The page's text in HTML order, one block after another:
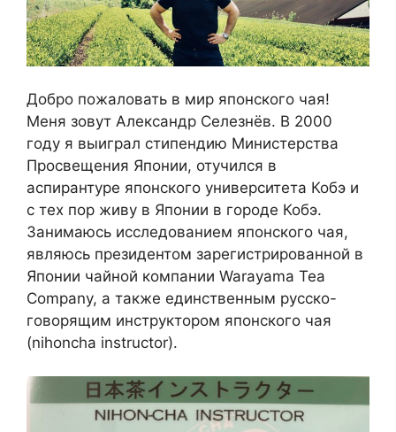
Добро пожаловать в мир японского чая!
Меня зовут Александр Селезнёв. В 2000
году я выиграл стипендию Министерства
Просвещения Японии, отучился в
аспирантуре японского университета Кобэ и
с тех пор живу в Японии в городе Кобэ.
Занимаюсь исследованием японского чая,
являюсь президентом зарегистрированной в
Японии чайной компании Warayama Tea
Company, а также единственным русско-
говорящим инструктором японского чая
(nihoncha instructor).